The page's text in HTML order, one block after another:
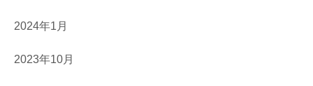
2024年1月
2023年10月